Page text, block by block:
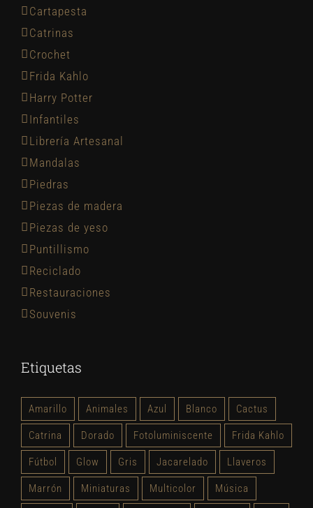
Cartapesta
Catrinas
Crochet
Frida Kahlo
Harry Potter
Infantiles
Librería Artesanal
Mandalas
Piedras
Piezas de madera
Piezas de yeso
Puntillismo
Reciclado
Restauraciones
Souvenis
Etiquetas
Amarillo Animales Azul Blanco Cactus
Catrina Dorado Fotoluminiscente Frida Kahlo
Fútbol Glow Gris Jacarelado Llaveros
Marrón Miniaturas Multicolor Música